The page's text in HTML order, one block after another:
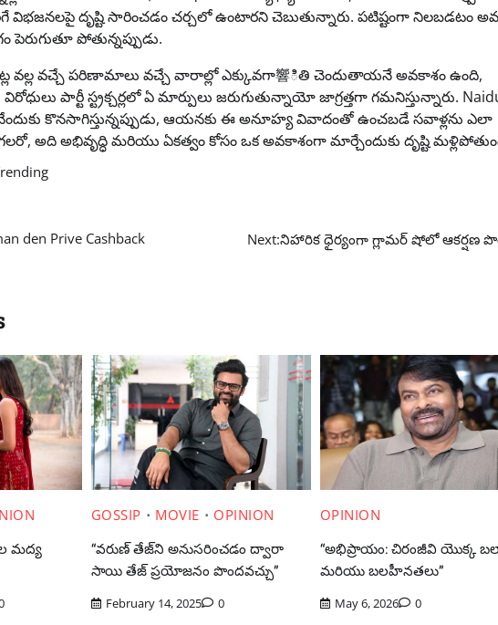
విభజనలపై దృష్టి సారించడం చర్చలో ఉంటారని చెబుతున్నారు. పటిష్టంగా నిలబడటం
పోతున్నప్పుడు.
వల్ల వచ్చే పరిణామాలు వచ్చే వారాల్లో ఎక్కువగా響ితి చెందుతాయనే అవకాశం ఉంది,
పార్టీ స్ట్రక్చర్లలో ఏ మార్పులు జరుగుతున్నాయో జాగ్రత్తగా గమనిస్తున్నారు.
కొనసాగిస్తున్నప్పుడు, ఆయనకు ఈ అనూహ్య వివాదంతో ఉంచబడే సవాళ్లను ఎలా
అది అభివృద్ధి మరియు ఏకత్వం కోసం ఒక అవకాశంగా మార్చేందుకు దృష్టి
den Prive Cashback
Next:నిహారిక ధైర్యంగా గ్లామర్ షోలో ఆకర్షణ
మద్య
GOSSIP MOVIE
OPINION
“వరుణ్ తేజ్‌ని అనుసరించడం ద్వారా
సాయి తేజ్ ప్రయోజనం పొందవచ్చు”
February 14, 2025 0
OPINION
“అభిప్రాయం: చిరంజీవి యొక్క
మరియు బలహీనతలు”
May 6, 2026 0